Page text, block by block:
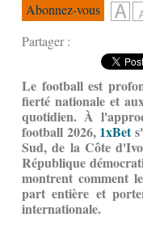
Abonnez-vous
Partager :
Le football est
fierté nationale et
quotidien. À
football 2026, 1xBet
Sud, de la Côte
République
montrent comment
part entière et
internationale.